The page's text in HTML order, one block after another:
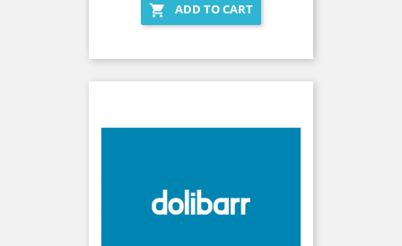
 ADD TO CART